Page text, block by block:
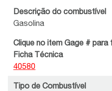
Descrição do combustível
Gasolina
Clique no item Gage #
Ficha Técnica
40580
Tipo de Combustível